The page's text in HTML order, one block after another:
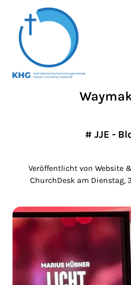
# JJE -
Veröffentlicht von Website
ChurchDesk am Dienstag,